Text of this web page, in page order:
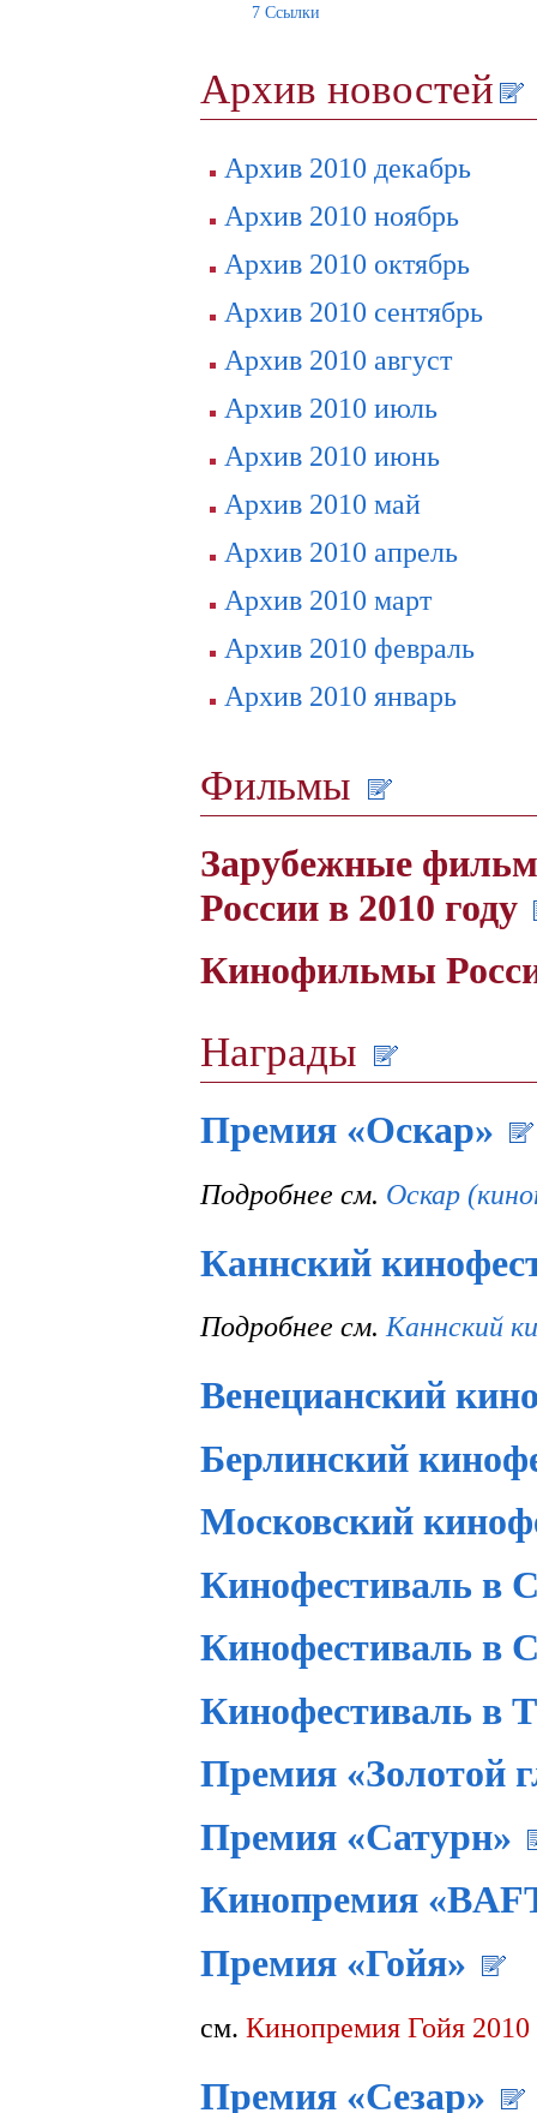
7 Ссылки
Архив новостей
Архив 2010 декабрь
Архив 2010 ноябрь
Архив 2010 октябрь
Архив 2010 сентябрь
Архив 2010 август
Архив 2010 июль
Архив 2010 июнь
Архив 2010 май
Архив 2010 апрель
Архив 2010 март
Архив 2010 февраль
Архив 2010 январь
Фильмы
Зарубежные
России в 2010 году
Кинофильмы
Награды
Премия «Оскар»
Подробнее см. Оскар
Каннский
Подробнее см. Каннский
Венецианский
Берлинский
Московский
Кинофестиваль в
Кинофестиваль в
Кинофестиваль в
Премия «Золотой
Премия «Сатурн»
Кинопремия
Премия «Гойя»
см. Кинопремия Гойя 2010
Премия «Сезар»